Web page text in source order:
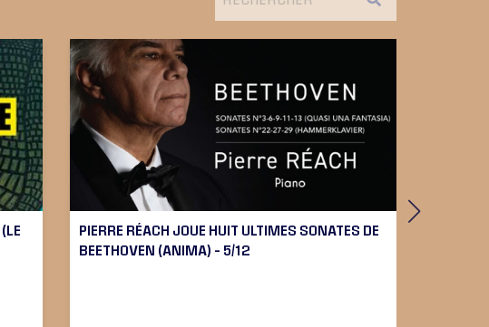
PIERRE RÉACH JOUE HUIT ULTIMES SONATES DE
BEETHOVEN (ANIMA) – 5/12